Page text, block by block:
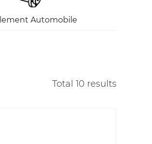
Automobile
Total 10 results